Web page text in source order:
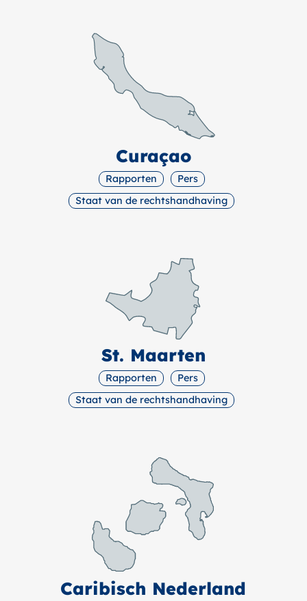
Curaçao
Rapporten
Pers
Staat van de rechtshandhaving
St. Maarten
Rapporten
Pers
Staat van de rechtshandhaving
Caribisch Nederland